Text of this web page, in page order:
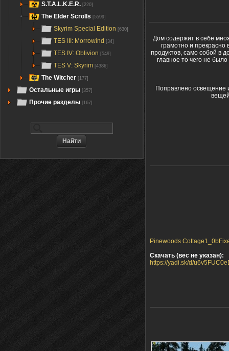
S.T.A.L.K.E.R. [220]
The Elder Scrolls [5599]
Skyrim Special Edition [630]
TES III: Morrowind [34]
TES IV: Oblivion [549]
TES V: Skyrim [4386]
The Witcher [177]
Остальные игры [357]
Прочие разделы [167]
Дом содержит в себе
грамотно и прекрасно
продуктов, само собой в
главное то чего не
Поправлено освещение
Pinewoods
Скачать (вес не указан):
https://yadi.sk/d/